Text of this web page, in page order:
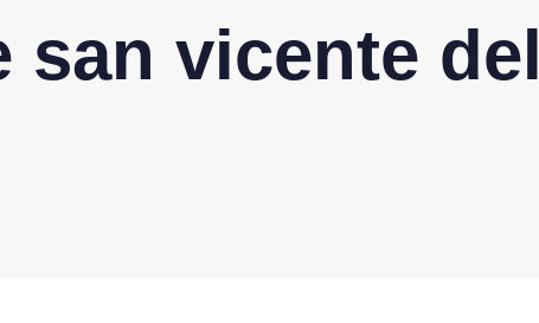
san vicente del